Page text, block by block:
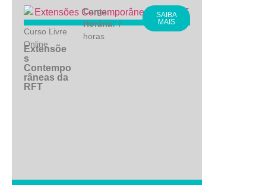
Curso Livre
Online
Extensõe
s
Contempo
râneas da
RFT
Carga
Horária:7
horas
SAIBA
MAIS